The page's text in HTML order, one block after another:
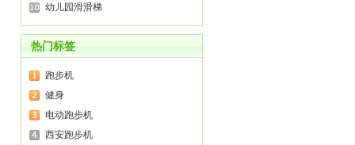
幼儿园滑滑梯
热门标签
跑步机
健身
电动跑步机
西安跑步机